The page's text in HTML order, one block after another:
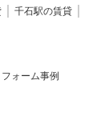
千石駅の賃貸
ォーム事例